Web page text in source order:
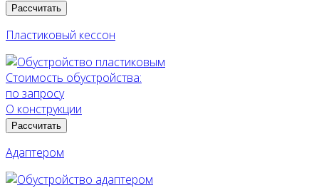
Рассчитать
Пластиковый кессон
Стоимость обустройства:
по запросу
О конструкции
Рассчитать
Адаптером